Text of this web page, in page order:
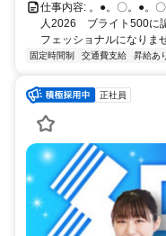
仕事内容: 。●。〇。●。
人2026 ブライト500に
フェッショナルになりま
固定時間制 交通費支給 昇給あ
正社員